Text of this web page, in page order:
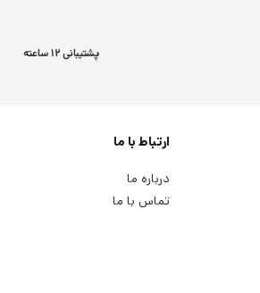
پشتیبانی 12 ساعته
ارتباط با ما
درباره ما
تماس با ما